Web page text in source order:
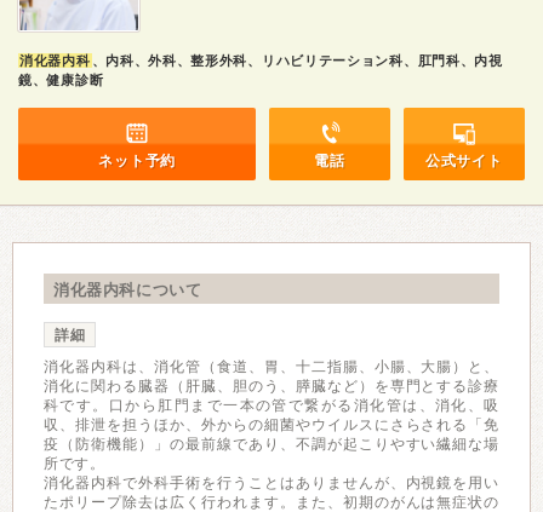
消化器内科 、内科、外科、整形外科、リハビリテーション科、肛門科、内視
鏡、健康診断
ネット予約 電話 公式サイト
消化器内科について
詳細
消化器内科は、消化管（食道、胃、十二指腸、小腸、大腸）と、
消化に関わる臓器（肝臓、胆のう、膵臓など）を専門とする診療
科です。口から肛門まで一本の管で繋がる消化管は、消化、吸
収、排泄を担うほか、外からの細菌やウイルスにさらされる「免
疫（防衛機能）」の最前線であり、不調が起こりやすい繊細な場
所です。
消化器内科で外科手術を行うことはありませんが、内視鏡を用い
たポリープ除去は広く行われます。また、初期のがんは無症状の